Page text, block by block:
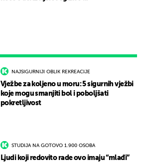
NAJSIGURNIJI OBLIK REKREACIJE
Vježbe za koljeno u moru: 5 sigurnih vježbi
koje mogu smanjiti bol i poboljšati
pokretljivost
STUDIJA NA GOTOVO 1.900 OSOBA
Ljudi koji redovito rade ovo imaju “mlađi”